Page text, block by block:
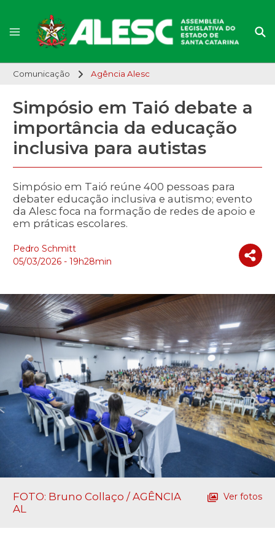
Comunicação Agência Alesc
Simpósio em Taió debate a
importância da educação
inclusiva para autistas
Simpósio em Taió reúne 400 pessoas para
debater educação inclusiva e autismo; evento
da Alesc foca na formação de redes de apoio e
em práticas escolares.
Pedro Schmitt
05/03/2026 - 19h28min
FOTO: Bruno Collaço / AGÊNCIA
AL
Ver fotos